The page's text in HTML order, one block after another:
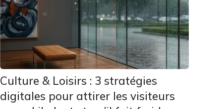
Culture & Loisirs : 3 stratégies
digitales pour attirer les visiteurs